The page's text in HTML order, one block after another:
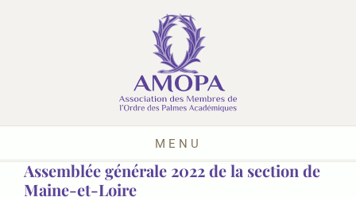
MENU
Assemblée générale 2022 de la section de
Maine-et-Loire